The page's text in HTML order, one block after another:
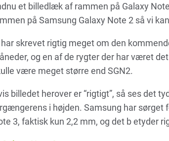
et billedlæk af rammen på Galaxy
på Samsung Galaxy Note 2 så vi
har skrevet rigtig meget om den
og en af de rygter der har været
være meget større end SGN2.
billedet herover er “rigtigt”, så ses det
i højden. Samsung har sørget
3, faktisk kun 2,2 mm, og det b etyder